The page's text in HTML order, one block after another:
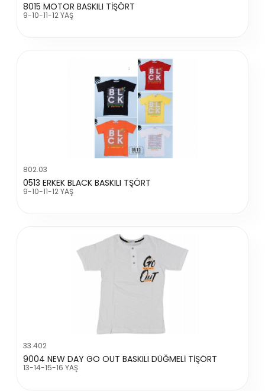
8015 MOTOR BASKILI TİŞÖRT
9-10-11-12 YAŞ
802.03
0513 ERKEK BLACK BASKILI TŞÖRT
9-10-11-12 YAŞ
33.402
9004 NEW DAY GO OUT BASKILI DÜĞMELİ TİŞÖRT
13-14-15-16 YAŞ